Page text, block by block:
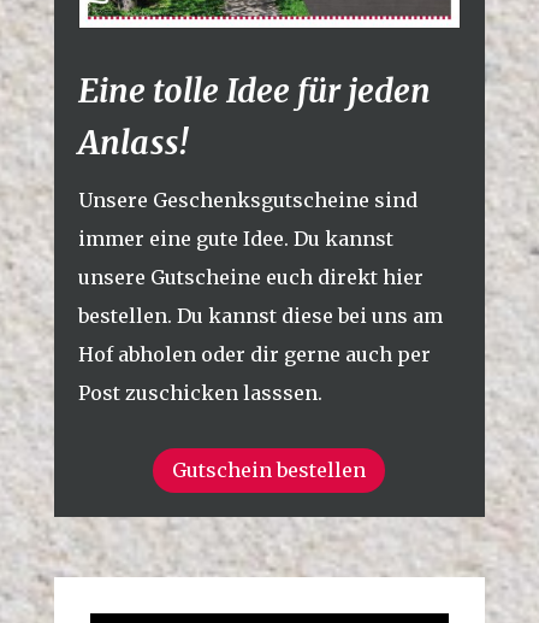
Eine tolle Idee für jeden
Anlass!
Unsere Geschenksgutscheine sind
immer eine gute Idee. Du kannst
unsere Gutscheine euch direkt hier
bestellen. Du kannst diese bei uns am
Hof abholen oder dir gerne auch per
Post zuschicken lasssen.
Gutschein bestellen